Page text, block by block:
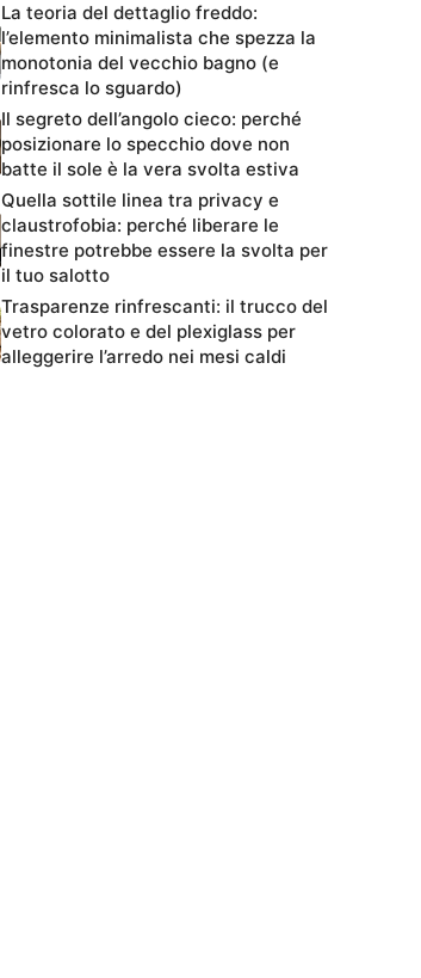
La teoria del dettaglio freddo:
l’elemento minimalista che spezza la
monotonia del vecchio bagno (e
rinfresca lo sguardo)
Il segreto dell’angolo cieco: perché
posizionare lo specchio dove non
batte il sole è la vera svolta estiva
Quella sottile linea tra privacy e
claustrofobia: perché liberare le
finestre potrebbe essere la svolta per
il tuo salotto
Trasparenze rinfrescanti: il trucco del
vetro colorato e del plexiglass per
alleggerire l’arredo nei mesi caldi